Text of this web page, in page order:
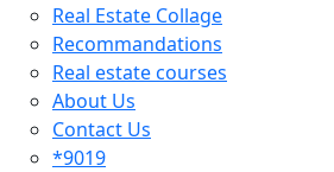
Real Estate Collage
Recommandations
Real estate courses
About Us
Contact Us
*9019